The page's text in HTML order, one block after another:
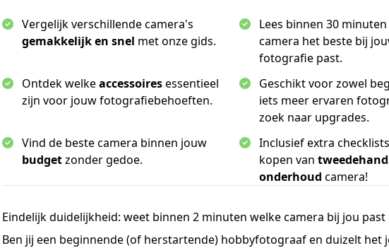
Vergelijk verschillende camera's
gemakkelijk en snel met onze gids.
Lees binnen 30
camera het beste bij
fotografie past.
Ontdek welkeaccessoiresessentieel
zijn voor jouw fotografiebehoeften.
Geschikt voor zowel
iets meer ervaren
zoek naar upgrades.
Vind de beste camera binnen jouw
budgetzonder gedoe.
Inclusief extra
kopen van
onderhoud camera!
Eindelijk duidelijkheid: weet binnen 2 minuten welke camera bij jou past
Ben jij een beginnende (of herstartende) hobbyfotograaf en duizelt het